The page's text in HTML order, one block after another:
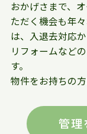
おかげさまで、
ただく機会も年
は、入退去対応
リフォームなど
す。
物件をお持ちの
管理